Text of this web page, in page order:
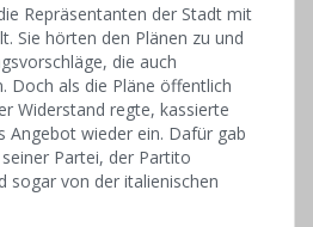
Repräsentanten der Stadt mit
Sie hörten den Plänen zu und
die auch
Doch als die Pläne öffentlich
Widerstand regte, kassierte
Angebot wieder ein. Dafür gab
Partei, der Partito
sogar von der italienischen